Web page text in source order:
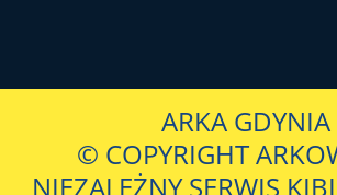
ARKA GDYNIA
© COPYRIGHT
NIEZALEŻNY SERWIS